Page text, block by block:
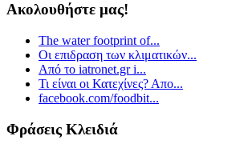
Ακολουθήστε μας!
The water footprint of...
Οι επιδραση των κλιματικών...
Από το iatronet.gr i...
Τι είναι οι Κατεχίνες? Απο...
facebook.com/foodbit...
Φράσεις Κλειδιά